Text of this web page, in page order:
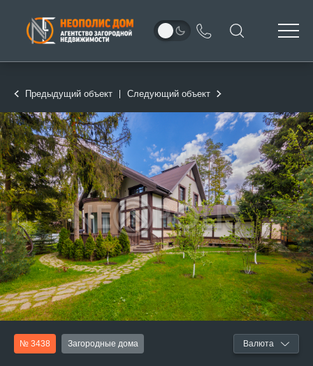
Предыдущий объект Следующий объект
№ 3438 Загородные дома Валюта